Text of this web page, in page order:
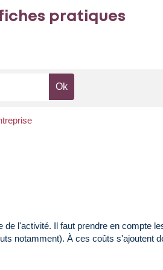
pratiques
l'activité. Il faut prendre en compte
notamment). À ces coûts s'ajoutent